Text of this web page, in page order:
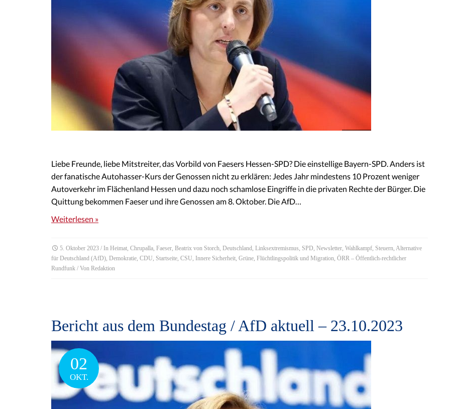
Liebe Freunde, liebe Mitstreiter, das Vorbild von Faesers Hessen-SPD? Die einstellige Bayern-SPD. Anders ist
der fanatische Autohasser-Kurs der Genossen nicht zu erklären: Jedes Jahr mindestens 10 Prozent weniger
Autoverkehr im Flächenland Hessen und dazu noch schamlose Eingriffe in die privaten Rechte der Bürger. Die
Quittung bekommen Faeser und ihre Genossen am 8. Oktober. Die AfD…
Weiterlesen »
5. Oktober 2023 / In Heimat, Chrupalla, Faeser, Beatrix von Storch, Deutschland, Linksextremismus, SPD, Newsletter, Wahlkampf, Steuern, Alternative
für Deutschland (AfD), Demokratie, CDU, Startseite, CSU, Innere Sicherheit, Grüne, Flüchtlingspolitik und Migration, ÖRR – Öffentlich-rechtlicher
Rundfunk / Von Redaktion
Bericht aus dem Bundestag / AfD aktuell – 23.10.2023
02
OKT.